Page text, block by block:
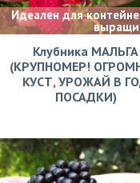
Идеален для
Клубника МАЛЬГА
(КРУПНОМЕР!
КУСТ, УРОЖАЙ В
ПОСАДКИ)